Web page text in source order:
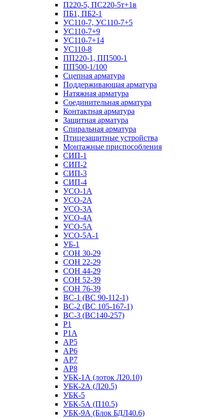
П220-5, ПС220-5т+1в
ПБ1, ПБ2-1
УС110-7, УС110-7+5
УС110-7+9
УС110-7+14
УС110-8
ПП220-1, ПП500-1
ПП500-1/100
Сцепная арматура
Поддерживающая арматура
Натяжная арматура
Соединительная арматура
Контактная арматура
Защитная арматура
Спиральная арматура
Птицезащитные устройства
Монтажные приспособления
СИП-1
СИП-2
СИП-3
СИП-4
УСО-1А
УСО-2А
УСО-3А
УСО-4А
УСО-5А
УСО-5А-1
УБ-1
СОН 30-29
СОН 22-29
СОН 44-29
СОН 52-39
СОН 76-39
ВС-1 (ВС 90-112-1)
ВС-2 (ВС 105-167-1)
ВС-3 (ВС140-257)
Р1
Р1А
АР5
АР6
АР7
АР8
УБК-1А (лоток Л20.10)
УБК-2А (Л20.5)
УБК-5
УБК-5А (П10.5)
УБК-9А (Блок БДЛ40.6)